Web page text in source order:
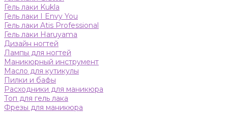
Гель лаки Kukla
Гель лаки I Envy You
Гель лаки Atis Professional
Гель лаки Haruyama
Дизайн ногтей
Лампы для ногтей
Маникюрный инструмент
Масло для кутикулы
Пилки и бафы
Расходники для маникюра
Топ для гель лака
Фрезы для маникюра